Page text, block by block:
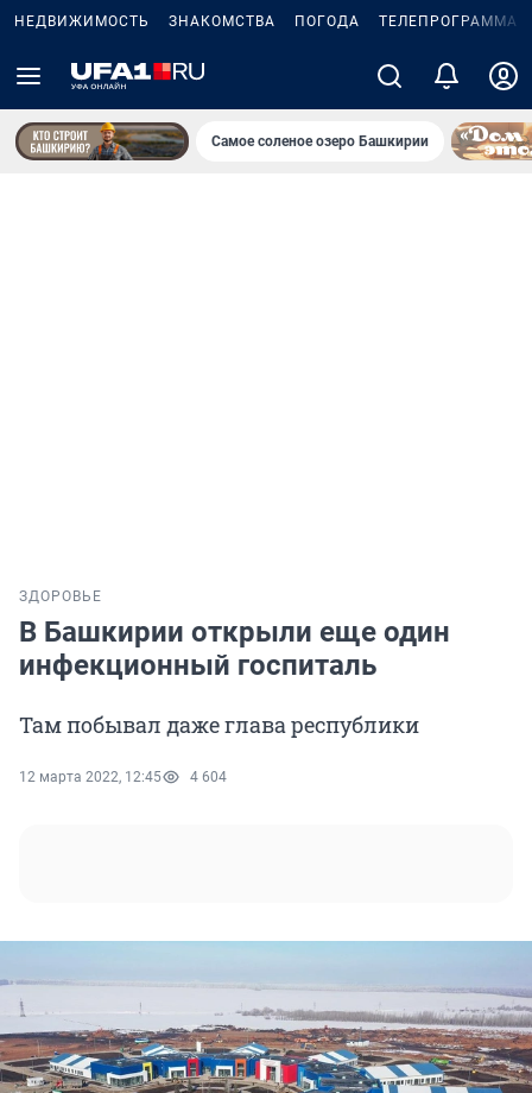
НЕДВИЖИМОСТЬ ЗНАКОМСТВА ПОГОДА ТЕЛЕПРОГРАММА
Самое соленое озеро Башкирии
ЗДОРОВЬЕ
В Башкирии открыли еще один
инфекционный госпиталь
Там побывал даже глава республики
12 марта 2022, 12:45 4 604